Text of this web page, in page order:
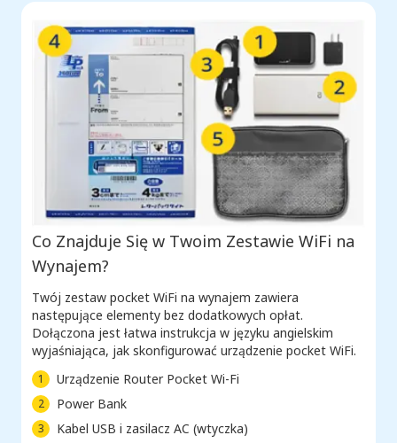
Co Znajduje Się w Twoim Zestawie WiFi na
Wynajem?
Twój zestaw pocket WiFi na wynajem zawiera
następujące elementy bez dodatkowych opłat.
Dołączona jest łatwa instrukcja w języku angielskim
wyjaśniająca, jak skonfigurować urządzenie pocket WiFi.
1 Urządzenie Router Pocket Wi-Fi
2 Power Bank
3 Kabel USB i zasilacz AC (wtyczka)